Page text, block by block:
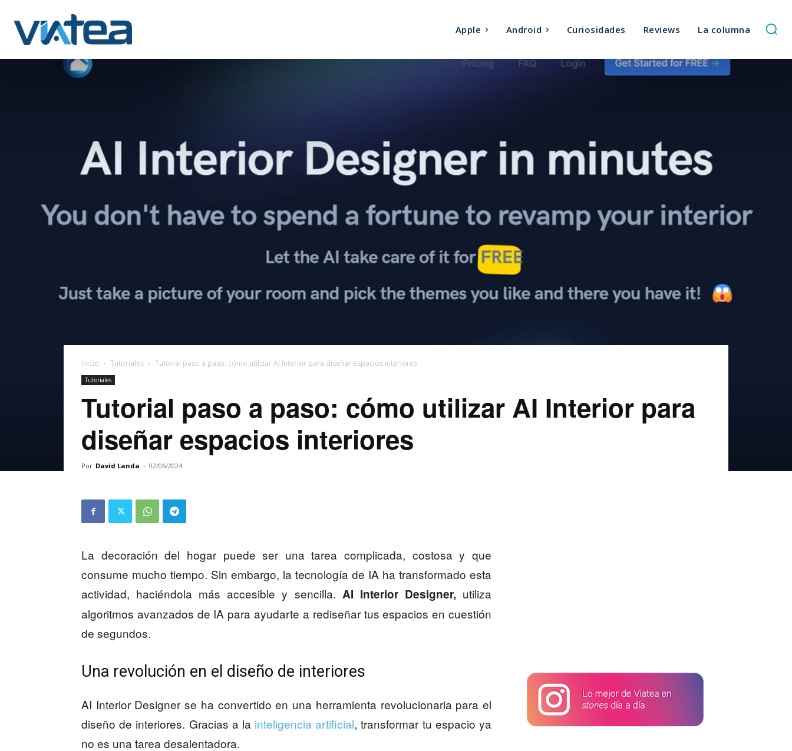
Apple Android Curiosidades Reviews La columna
Inicio Tutoriales Tutorial paso a paso: cómo utilizar AI Interior para diseñar espacios interiores
Tutoriales
Tutorial paso a paso: cómo utilizar AI Interior para
diseñar espacios interiores
Por David Landa - 02/06/2024
La decoración del hogar puede ser una tarea complicada, costosa y que
consume mucho tiempo. Sin embargo, la tecnología de IA ha transformado esta
actividad, haciéndola más accesible y sencilla. AI Interior Designer, utiliza
algoritmos avanzados de IA para ayudarte a rediseñar tus espacios en cuestión
de segundos.
Una revolución en el diseño de interiores
AI Interior Designer se ha convertido en una herramienta revolucionaria para el
diseño de interiores. Gracias a la inteligencia artificial, transformar tu espacio ya
no es una tarea desalentadora.